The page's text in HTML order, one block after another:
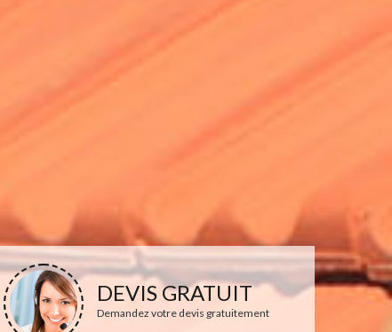
DEVIS GRATUIT
Demandez votre devis gratuitement